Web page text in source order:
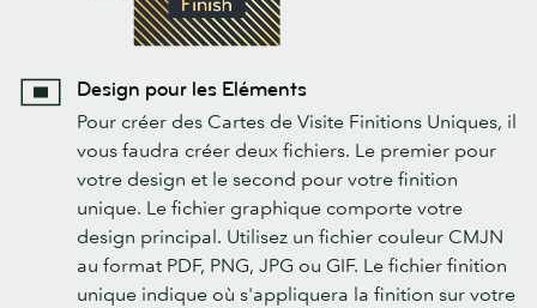
Design pour les Eléments
Pour créer des Cartes de Visite Finitions Uniques, il
vous faudra créer deux fichiers. Le premier pour
votre design et le second pour votre finition
unique. Le fichier graphique comporte votre
design principal. Utilisez un fichier couleur CMJN
au format PDF, PNG, JPG ou GIF. Le fichier finition
unique indique où s'appliquera la finition sur votre